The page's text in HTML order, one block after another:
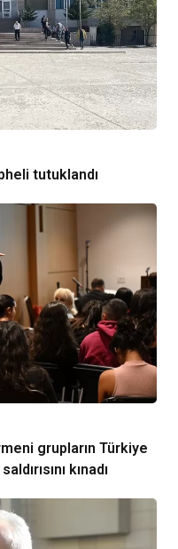
tutuklandı
grupların Türkiye
kınadı